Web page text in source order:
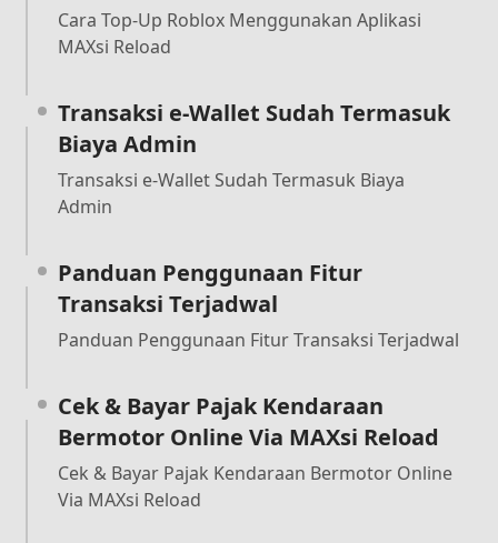
Cara Top-Up Roblox Menggunakan Aplikasi
MAXsi Reload
Transaksi e-Wallet Sudah Termasuk
Biaya Admin
Transaksi e-Wallet Sudah Termasuk Biaya
Admin
Panduan Penggunaan Fitur
Transaksi Terjadwal
Panduan Penggunaan Fitur Transaksi Terjadwal
Cek & Bayar Pajak Kendaraan
Bermotor Online Via MAXsi Reload
Cek & Bayar Pajak Kendaraan Bermotor Online
Via MAXsi Reload